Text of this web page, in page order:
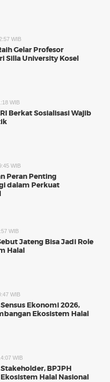
WIB
Gelar Profesor
Silla University Kosel
WIB
Berkat Sosialisasi Wajib
WIB
Peran Penting
dalam Perkuat
WIB
Jateng Bisa Jadi Role
Halal
WIB
Ekonomi 2026,
Ekosistem Halal
WIB
BPJPH
Halal Nasional